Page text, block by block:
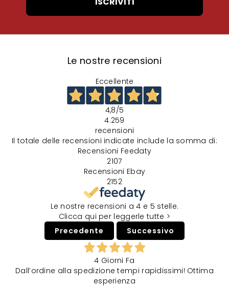
Le nostre recensioni
Eccellente
4,8/5
4.259
recensioni
Il totale delle recensioni indicate include la somma di:
Recensioni Feedaty
2107
Recensioni Ebay
2152
Le nostre recensioni a 4 e 5 stelle.
Clicca qui per leggerle tutte >
Precedente
Successivo
4 Giorni Fa
Dall’ordine alla spedizione tempi rapidissimi! Ottima
esperienza